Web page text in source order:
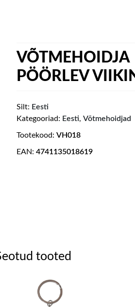
VÕTMEHOIDJA
PÖÖRLEV
EAN: 4741135018619
Tootekood: VH018
Kategooriad: Eesti, Võtmehoidjad
Silt: Eesti
tooted